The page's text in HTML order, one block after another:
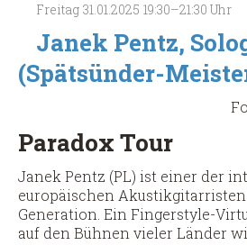
Brunn
(Gitarre,
Kanun,
Kaval)
Freitag 31.01.2025 19:30–21:30 Uhr
Janek Pentz,
(Spätsünder-
Paradox Tour
Janek Pentz (PL) ist einer der
europäischen
Generation. Ein Fingerstyle-
auf den Bühnen vieler Länder